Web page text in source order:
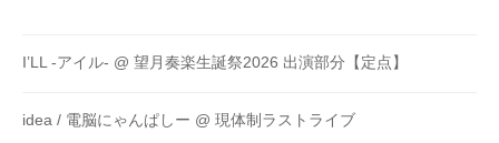
I’LL -アイル- @ 望月奏楽生誕祭2026 出演部分【定点】
idea / 電脳にゃんぱしー @ 現体制ラストライブ